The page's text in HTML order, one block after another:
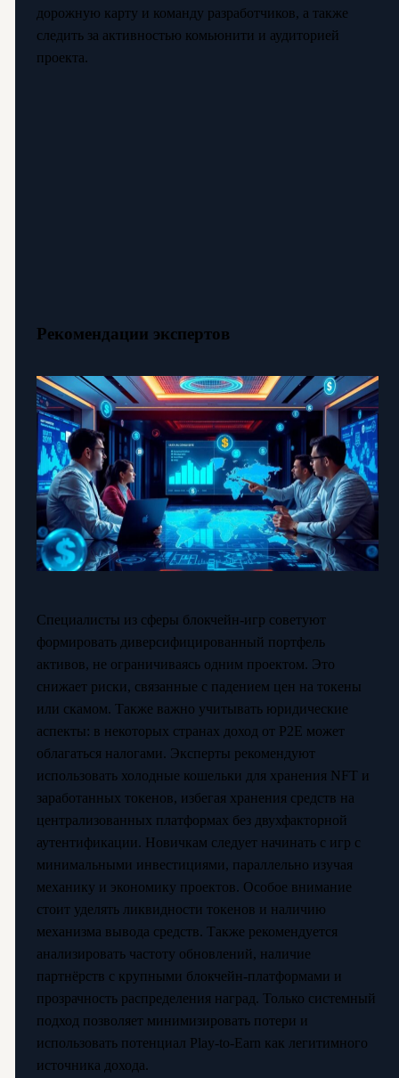
дорожную карту и команду разработчиков, а также
следить за активностью комьюнити и аудиторией
проекта.
Рекомендации экспертов
Специалисты из сферы блокчейн-игр советуют
формировать диверсифицированный портфель
активов, не ограничиваясь одним проектом. Это
снижает риски, связанные с падением цен на токены
или скамом. Также важно учитывать юридические
аспекты: в некоторых странах доход от P2E может
облагаться налогами. Эксперты рекомендуют
использовать холодные кошельки для хранения NFT и
заработанных токенов, избегая хранения средств на
централизованных платформах без двухфакторной
аутентификации. Новичкам следует начинать с игр с
минимальными инвестициями, параллельно изучая
механику и экономику проектов. Особое внимание
стоит уделять ликвидности токенов и наличию
механизма вывода средств. Также рекомендуется
анализировать частоту обновлений, наличие
партнёрств с крупными блокчейн-платформами и
прозрачность распределения наград. Только системный
подход позволяет минимизировать потери и
использовать потенциал Play-to-Earn как легитимного
источника дохода.